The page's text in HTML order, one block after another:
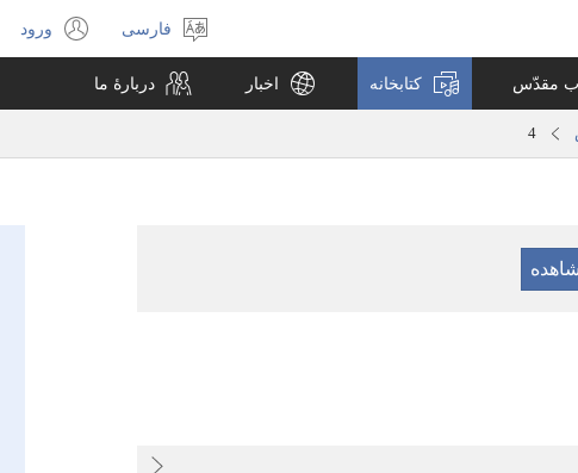
انتخاب
فارسی ورود
(پنجره‌ای
مقدّس کتابخانه اخبار دربارهٔ ما
4